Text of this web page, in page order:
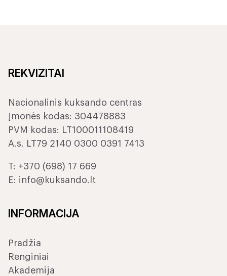
REKVIZITAI
Nacionalinis kuksando centras
Įmonės kodas: 304478883
PVM kodas: LT100011108419
A.s. LT79 2140 0300 0391 7413
T: +370 (698) 17 669
E: info@kuksando.lt
INFORMACIJA
Pradžia
Renginiai
Akademija